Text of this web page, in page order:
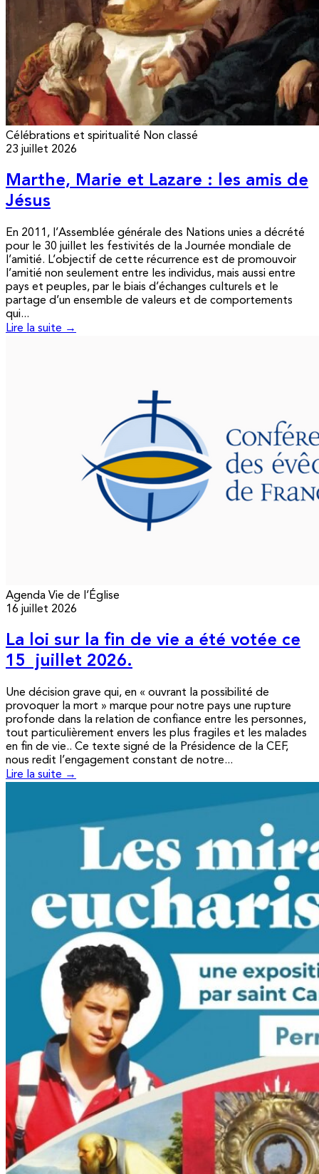
Célébrations et spiritualité Non classé
23 juillet 2026
Marthe, Marie et Lazare : les amis de
Jésus
En 2011, l’Assemblée générale des Nations unies a décrété
pour le 30 juillet les festivités de la Journée mondiale de
l’amitié. L’objectif de cette récurrence est de promouvoir
l’amitié non seulement entre les individus, mais aussi entre
pays et peuples, par le biais d’échanges culturels et le
partage d’un ensemble de valeurs et de comportements
qui...
Lire la suite →
Agenda Vie de l’Église
16 juillet 2026
La loi sur la fin de vie a été votée ce
15 juillet 2026.
Une décision grave qui, en « ouvrant la possibilité de
provoquer la mort » marque pour notre pays une rupture
profonde dans la relation de confiance entre les personnes,
tout particulièrement envers les plus fragiles et les malades
en fin de vie.. Ce texte signé de la Présidence de la CEF,
nous redit l’engagement constant de notre...
Lire la suite →